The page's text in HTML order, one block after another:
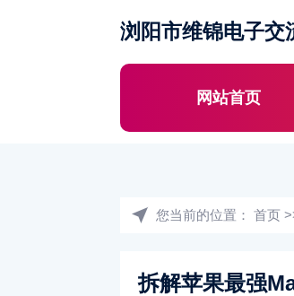
浏阳市维锦电子交
网站首页
您当前的位置：首页
拆解苹果最强